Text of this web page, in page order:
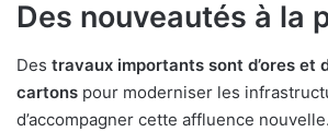
Des nouveautés à la
Des travaux importants sont d’ores et
cartons pour moderniser les
d’accompagner cette affluence nouvelle.